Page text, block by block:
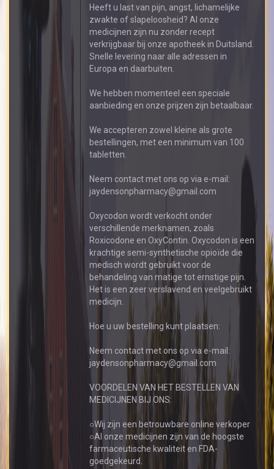
Heeft u last van pijn, angst, lichamelijke
zwakte of slapeloosheid? Al onze
medicijnen zijn nu zonder recept
verkrijgbaar bij onze apotheek in Duitsland.
Snelle levering naar alle adressen in
Europa en daarbuiten.
We hebben momenteel een speciale
aanbieding en onze prijzen zijn betaalbaar.
We accepteren zowel kleine als grote
bestellingen, met een minimum van 100
tabletten.
Neem contact met ons op via e-mail:
jaydensonpharmacy@gmail.com
Oxycodon wordt verkocht onder
verschillende merknamen, zoals
Roxicodone en OxyContin. Oxycodon is een
krachtige semi-synthetische opioïde die
medisch wordt gebruikt voor de
behandeling van matige tot ernstige pijn.
Het is een zeer verslavend en veelgebruikt
medicijn.
Hoe u uw bestelling kunt plaatsen:
Neem contact met ons op via e-mail:
jaydensonpharmacy@gmail.com
VOORDELEN VAN HET BESTELLEN VAN
MEDICIJNEN BIJ ONS:
○Wij zijn een betrouwbare online verkoper
○Al onze medicijnen zijn van de hoogste
farmaceutische kwaliteit en FDA-
goedgekeurd.